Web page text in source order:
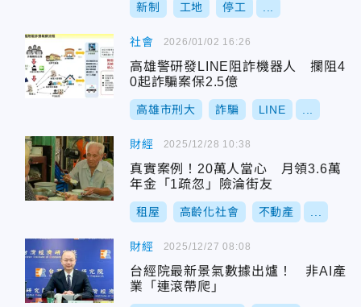
新制 工地 停工
社會
高雄警研發LINE阻詐機器人 攔阻4
0起詐騙案保2.5億
高雄市刑大 詐騙 LINE
2026/01/02 16:26
財經
真實案例！20萬人當心 月領3.6萬
年金「1疏忽」險淪街友
租屋 高齡化社會 不動產
2025/12/28 10:38
財經
台經院最新景氣數據出爐！ 非AI產
業「連滾帶爬」
2025/12/27 08:08